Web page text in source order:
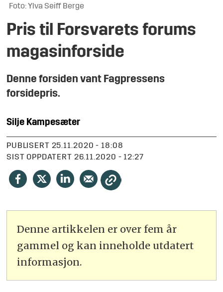
Foto: Ylva Seiff Berge
Pris til Forsvarets forums
magasinforside
Denne forsiden vant Fagpressens
forsidepris.
Silje Kampesæter
PUBLISERT
25.11.2020 - 18:08
SIST OPPDATERT
26.11.2020 - 12:27
Denne artikkelen er over fem år
gammel og kan inneholde utdatert
informasjon.